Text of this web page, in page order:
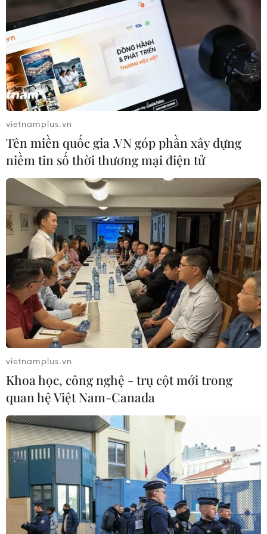
sản quốc tế quy mô lớn nhất từ trước
đến nay
16/07/2026 07:48
Giữ hồn tiếng sáo Bru Vân Kiều giữa
đại ngàn Trường Sơn
Thành phố Hồ Chí Minh: Bền bỉ “giữ
lửa” dòng nhạc cổ động trong kỷ
nguyên số
15/07/2026 07:52
Lớp học ca trù miễn phí góp phần
lan tỏa giá trị di sản trong cộng đồng
15/07/2026 03:45
Gala Tổ quốc bình yên - bản trường
ca nghệ thuật về lực lượng An ninh
nhân dân
12/07/2026 15:21
Hàng nghìn người tham dự đại nhạc
hội "Eo Gió - Vũ điệu biển xanh"
11/07/2026 15:41
Chương trình hòa nhạc 'The
Symphony of Time' hội tụ ba nghệ sỹ
vietnamplus.vn
Tên miền quốc gia .VN góp phần xây dựng
niềm tin số thời thương mại điện tử
vietnamplus.vn
Khoa học, công nghệ - trụ cột mới trong
quan hệ Việt Nam-Canada